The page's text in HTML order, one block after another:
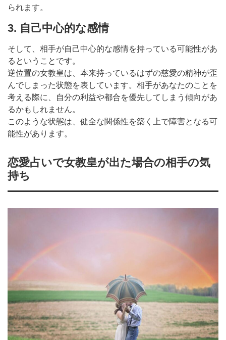
られます。
3. 自己中心的な感情
そして、相手が自己中心的な感情を持っている可能性があ
るということです。
逆位置の女教皇は、本来持っているはずの慈愛の精神が歪
んでしまった状態を表しています。相手があなたのことを
考える際に、自分の利益や都合を優先してしまう傾向があ
るかもしれません。
このような状態は、健全な関係性を築く上で障害となる可
能性があります。
恋愛占いで女教皇が出た場合の相手の気
持ち